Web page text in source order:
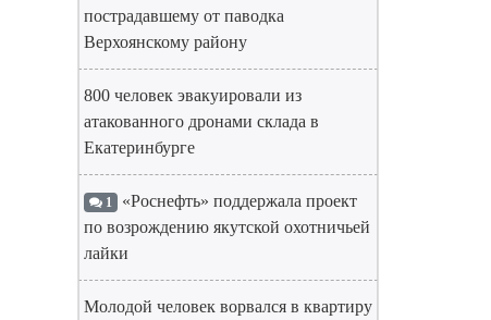
пострадавшему от паводка
Верхоянскому району
800 человек эвакуировали из
атакованного дронами склада в
Екатеринбурге
1 «Роснефть» поддержала проект
по возрождению якутской охотничьей
лайки
Молодой человек ворвался в квартиру